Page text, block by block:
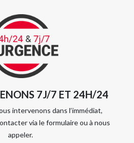
7J/7 ET 24H/24
intervenons dans l’immédiat,
via le formulaire ou à nous
appeler.